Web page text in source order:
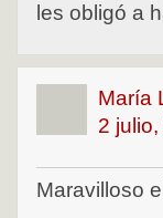
les obligó a
María
2
Maravilloso